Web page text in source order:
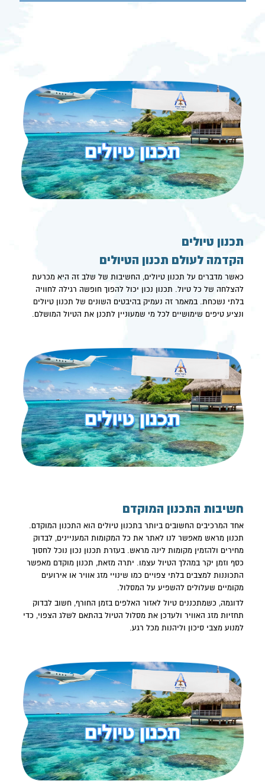
תכנון טיולים
הקדמה לעולם תכנון הטיולים
כאשר מדברים על תכנון טיולים, החשיבות של שלב זה היא מכרעת
להצלחה של כל טיול. תכנון נכון יכול להפוך חופשה רגילה לחוויה
בלתי נשכחת. במאמר זה נעמיק בהיבטים השונים של תכנון טיולים
ונציע טיפים שימושיים לכל מי שמעוניין לתכנן את הטיול המושלם.
חשיבות התכנון המוקדם
אחד המרכיבים החשובים ביותר בתכנון טיולים הוא התכנון המוקדם.
תכנון מראש מאפשר לנו לאתר את כל המקומות המעניינים, לבדוק
מחירים ולהזמין מקומות לינה מראש. בעזרת תכנון נכון נוכל לחסוך
כסף וזמן יקר במהלך הטיול עצמו. יתרה מזאת, תכנון מוקדם מאפשר
התכוננות למצבים בלתי צפויים כמו שינויי מזג אוויר או אירועים
מקומיים שעלולים להשפיע על המסלול.
לדוגמה, כשמתכננים טיול לאזור האלפים בזמן החורף, חשוב לבדוק
תחזיות מזג האוויר ולעדכן את מסלול הטיול בהתאם לשלג הצפוי, כדי
למנוע מצבי סיכון וליהנות מכל רגע.